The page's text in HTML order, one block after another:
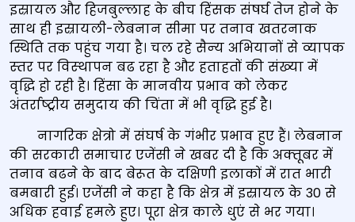
इस्रायल और हिजबुल्‍लाह के बीच हिंसक संषर्घ तेज होने के
साथ ही इस्रायली-लेबनान सीमा पर तनाव खतरनाक
स्थिति तक पहुंच गया है। चल रहे सैन्‍य अभियानों से व्‍यापक
स्‍तर पर विस्‍थापन बढ रहा है और हताहतों की संख्‍या में
वृद्धि हो रही है। हिंसा के मानवीय प्रभाव को लेकर
अंतर्राष्‍ट्रीय समुदाय की चिंता में भी वृद्धि हुई है।
नागरिक क्षेत्रो में संघर्ष के गंभीर प्रभाव हुए हैं। लेबनान
की सरकारी समाचार एजेंसी ने खबर दी है कि अक्‍तूबर में
तनाव बढने के बाद बेरूत के दक्षिणी इलाकों में रात भारी
बमबारी हुई। एजेंसी ने कहा है कि क्षेत्र में इस्रायल के 30 से
अधिक हवाई हमले हुए। पूरा क्षेत्र काले धुएं से भर गया।